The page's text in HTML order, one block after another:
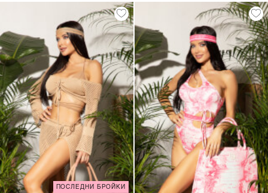
ПОСЛЕДНИ БРОЙКИ